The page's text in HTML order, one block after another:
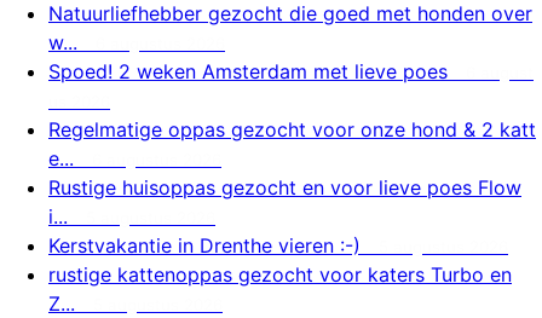
Natuurliefhebber gezocht die goed met honden over
w...
Spoed! 2 weken Amsterdam met lieve poes
Regelmatige oppas gezocht voor onze hond & 2 katt
e...
Rustige huisoppas gezocht en voor lieve poes Flow
i...
Kerstvakantie in Drenthe vieren :-)
rustige kattenoppas gezocht voor katers Turbo en
Z...